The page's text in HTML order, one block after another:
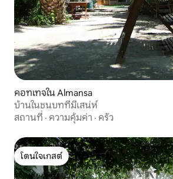
คอทเทจใน Almansa
บ้านในชนบทที่มีเสน่ห์
สถานที่ · ความคุ้มค่า · ครัว
โดนใจเกสต์
โดนใจเกสต์